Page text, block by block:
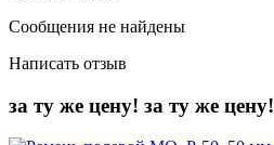
Сообщения не найдены
Написать отзыв
за ту же цену! за ту же цену!